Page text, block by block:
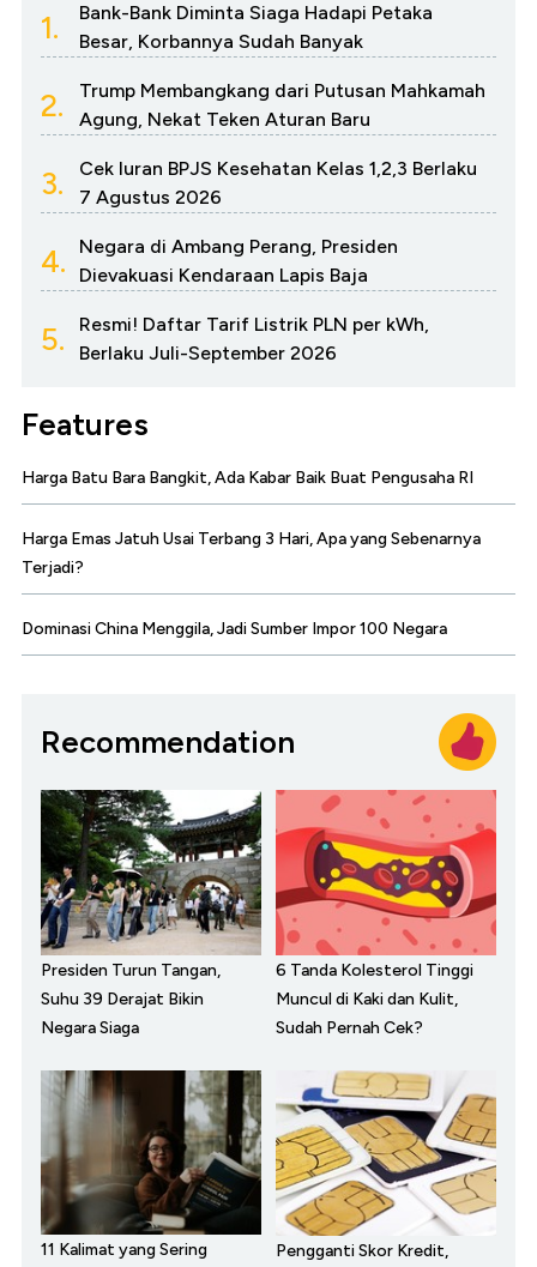
1.
Bank-Bank Diminta Siaga Hadapi Petaka
Besar, Korbannya Sudah Banyak
2.
Trump Membangkang dari Putusan Mahkamah
Agung, Nekat Teken Aturan Baru
3.
Cek Iuran BPJS Kesehatan Kelas 1,2,3 Berlaku
7 Agustus 2026
4.
Negara di Ambang Perang, Presiden
Dievakuasi Kendaraan Lapis Baja
5.
Resmi! Daftar Tarif Listrik PLN per kWh,
Berlaku Juli-September 2026
Features
Harga Batu Bara Bangkit, Ada Kabar Baik Buat Pengusaha RI
Harga Emas Jatuh Usai Terbang 3 Hari, Apa yang Sebenarnya
Terjadi?
Dominasi China Menggila, Jadi Sumber Impor 100 Negara
Recommendation
Presiden Turun Tangan,
Suhu 39 Derajat Bikin
Negara Siaga
6 Tanda Kolesterol Tinggi
Muncul di Kaki dan Kulit,
Sudah Pernah Cek?
11 Kalimat yang Sering
Pengganti Skor Kredit,